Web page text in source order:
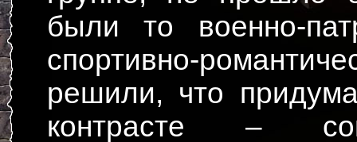
были то военно-
спортивно-
решили, что
контрасте –